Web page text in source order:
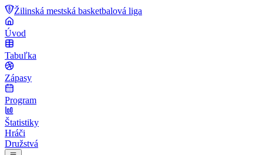
Žilinská mestská basketbalová liga
Úvod
Tabuľka
Zápasy
Program
Štatistiky
Hráči
Družstvá